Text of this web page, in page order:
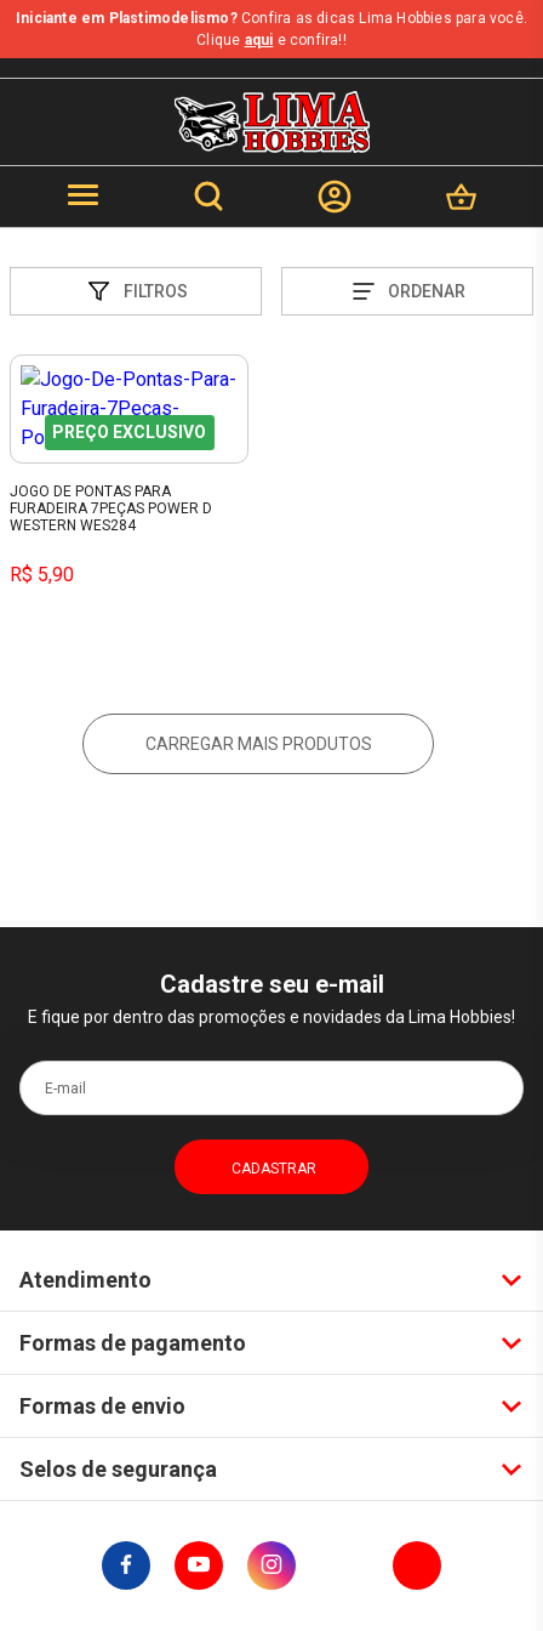
Iniciante em Plastimodelismo?Confira as dicas Lima Hobbies para você.
Clique aqui e confira!!
FILTROS ORDENAR
PREÇO EXCLUSIVO
JOGO DE PONTAS PARA
FURADEIRA 7PEÇAS POWER D
WESTERN WES284
R$ 5,90
CARREGAR MAIS PRODUTOS
Cadastre seu e-mail
E fique por dentro das promoções e novidades da Lima Hobbies!
E-mail
Atendimento
Formas de pagamento
Formas de envio
Selos de segurança